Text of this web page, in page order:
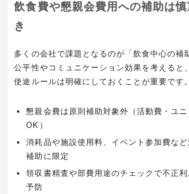
飲食費や懇親会費用への補助は
き
多くの会社で課題となるのが「飲食中心の補
公平性やコミュニケーション効果を考えると
使途ルールは明確にしておくことが重要です。
懇親会費は原則補助対象外（活動費・ユ
OK）
消耗品や施設使用料、イベント参加費な
補助に限定
領収書精査や部費用途のチェックで不正
予防